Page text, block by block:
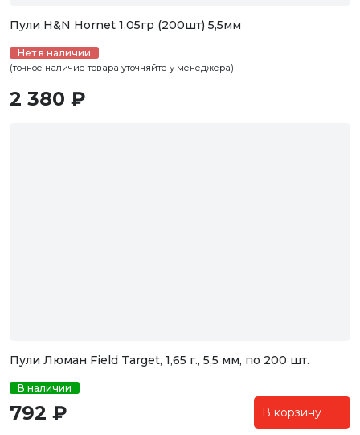
Пули H&N Hornet 1.05гр (200шт) 5,5мм
Нет в наличии
(точное наличие товара уточняйте у менеджера)
2 380 ₽
Пули Люман Field Target, 1,65 г., 5,5 мм, по 200 шт.
В наличии
792 ₽ В корзину